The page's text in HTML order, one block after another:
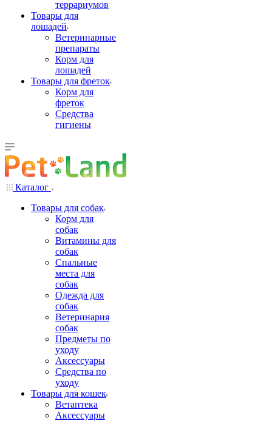
террариумов
Товары для
лошадей
Ветеринарные
препараты
Корм для
лошадей
Товары для фреток
Корм для
фреток
Средства
гигиены
Каталог
Товары для собак
Корм для
собак
Витамины для
собак
Спальные
места для
собак
Одежда для
собак
Ветеринария
собак
Предметы по
уходу
Аксессуары
Средства по
уходу
Товары для кошек
Ветаптека
Аксессуары